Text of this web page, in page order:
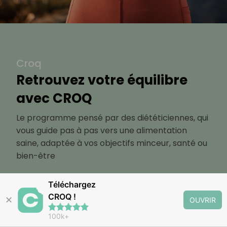
Croq
Retrouvez votre équilibre
avec CROQ
Le programme pensé par des diététiciennes, qui
vous guide pas à pas vers une alimentation
saine, adaptée à vos objectifs minceur, santé ou
bien-être
Découvrir
✕
Téléchargez
CROQ !
100k+
OUVRIR